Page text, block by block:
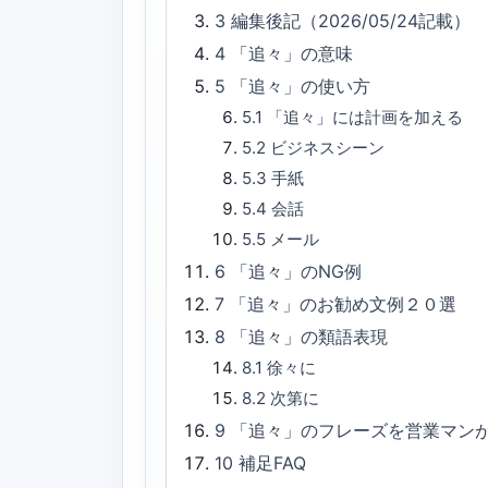
3編集後記（2026/05/24記載）
4
「追々」の意味
5
「追々」の使い方
5.1
「追々」には計画を加える
5.2 ビジネスシーン
5.3 手紙
5.4 会話
5.5 メール
6
「追々」のNG例
7
「追々」のお勧め文例２０選
8
「追々」の類語表現
8.1 徐々に
8.2 次第に
9
「追々」のフレーズを営業マン
10補足FAQ